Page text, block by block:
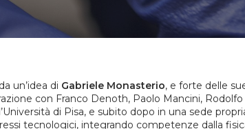
un’idea di Gabriele Monasterio, e forte delle
con Franco Denoth, Paolo Mancini,
di Pisa, e subito dopo in una sede
tecnologici, integrando competenze dalla